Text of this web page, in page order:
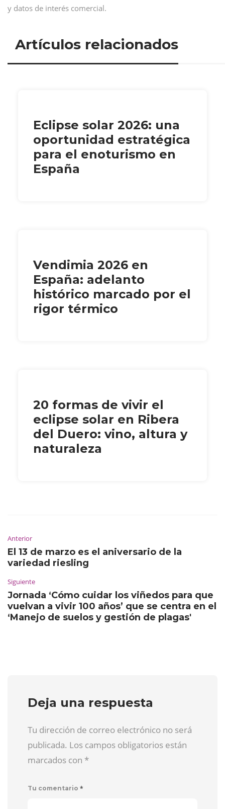
y datos de interés comercial.
Artículos relacionados
Eclipse solar 2026: una
oportunidad estratégica
para el enoturismo en
España
Vendimia 2026 en
España: adelanto
histórico marcado por el
rigor térmico
20 formas de vivir el
eclipse solar en Ribera
del Duero: vino, altura y
naturaleza
Anterior
El 13 de marzo es el aniversario de la
variedad riesling
Siguiente
Jornada ‘Cómo cuidar los viñedos para que
vuelvan a vivir 100 años’ que se centra en el
‘Manejo de suelos y gestión de plagas'
Deja una respuesta
Tu dirección de correo electrónico no será
publicada. Los campos obligatorios están
marcados con *
Tu comentario *